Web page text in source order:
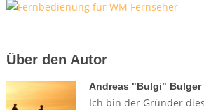
Über den Autor
Andreas "Bulgi" Bulger
Ich bin der Gründer